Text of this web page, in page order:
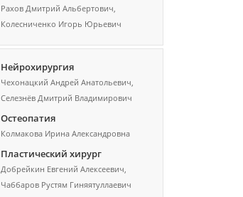
Рахов Дмитрий Альбертович,
Колесниченко Игорь Юрьевич
Нейрохирургия
Чехонацкий Андрей Анатольевич,
Селезнёв Дмитрий Владимирович
Остеопатия
Колмакова Ирина Александровна
Пластический хирург
Добрейкин Евгений Алексеевич,
Чаббаров Рустям Гиняятуллаевич